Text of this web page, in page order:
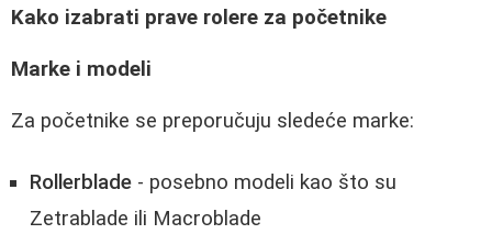
Kako izabrati prave rolere za početnike
Marke i modeli
Za početnike se preporučuju sledeće marke:
Rollerblade - posebno modeli kao što su
Zetrablade ili Macroblade